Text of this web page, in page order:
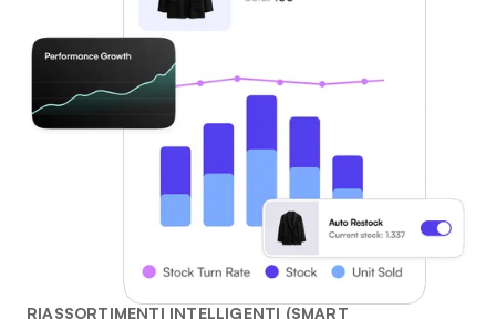
RIASSORTIMENTI INTELLIGENTI (SMART